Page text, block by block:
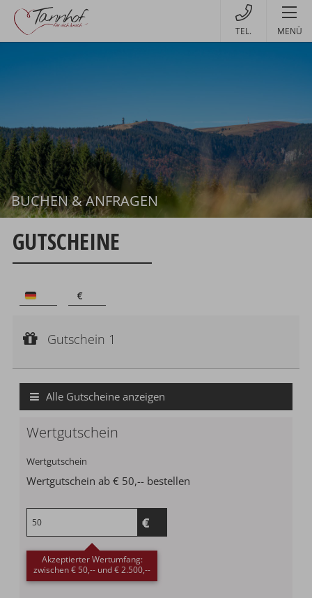
MENÜ
BUCHEN & ANFRAGEN Buchen
GUTSCHEINE
€
zł
р.
€
Gutscheinwert:
Gutschein 1
Alle Gutscheine anzeigen
Wertgutschein
Wertgutschein
Wertgutschein ab € 50,-- bestellen
Akzeptierter Wertumfang:
zwischen € 50,-- und € 2.500,--